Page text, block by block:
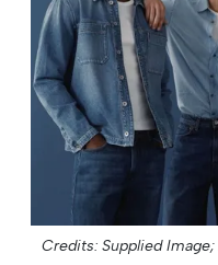
Credits: Supplied Image;